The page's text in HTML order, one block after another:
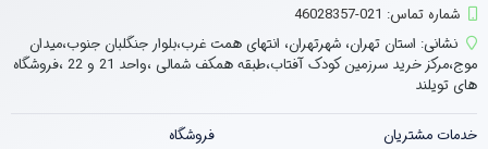
شماره تماس‌: 021-46028357
نشانی: استان تهران، شهرتهران، انتهای همت غرب،بلوار جنگلبان جنوب،میدان
موج،مرکز خرید سرزمین کودک آفتاب،طبقه همکف شمالی ،واحد 21 و 22 ،فروشگاه
های تویلند
خدمات مشتریان فروشگاه